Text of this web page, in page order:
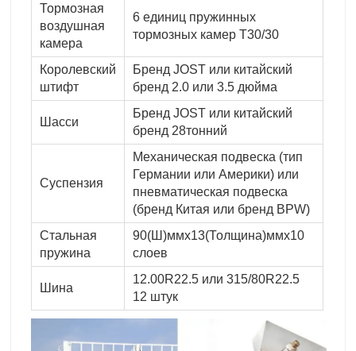
Тормозная
воздушная
камера
6 единиц пружинных
тормозных камер T30/30
Королевский
штифт
Бренд JOST или китайский
бренд 2.0 или 3.5 дюйма
Шасси
Бренд JOST или китайский
бренд 28тонний
Суспензия
Механическая подвеска (тип
Германии или Америки) или
пневматическая подвеска
(бренд Китая или бренд BPW)
Стальная
пружина
90(Ш)ммx13(Толщина)ммx10
слоев
Шина
12.00R22.5 или 315/80R22.5
12 штук